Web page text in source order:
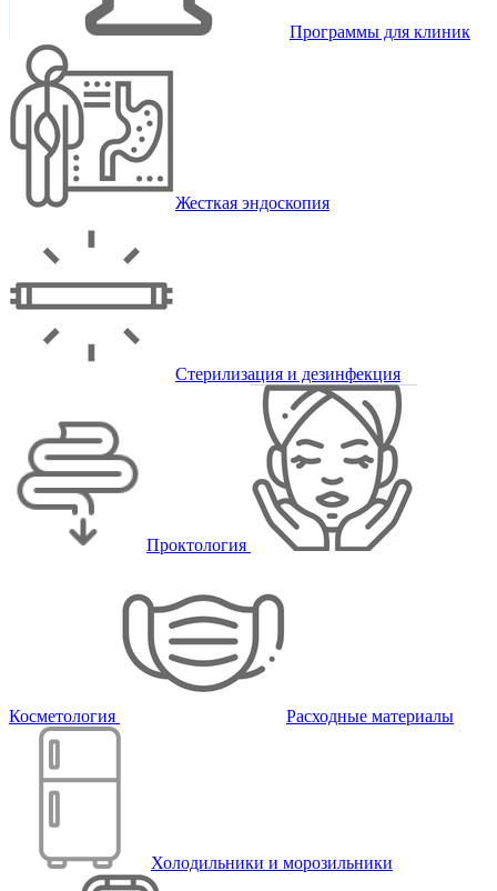
Программы для клиник
Жесткая эндоскопия
Стерилизация и дезинфекция
Проктология
Косметология Расходные материалы
Холодильники и морозильники